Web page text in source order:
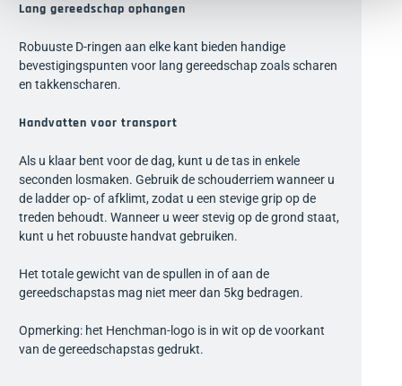
Lang gereedschap ophangen
Robuuste D-ringen aan elke kant bieden handige
bevestigingspunten voor lang gereedschap zoals scharen
en takkenscharen.
Handvatten voor transport
Als u klaar bent voor de dag, kunt u de tas in enkele
seconden losmaken. Gebruik de schouderriem wanneer u
de ladder op- of afklimt, zodat u een stevige grip op de
treden behoudt. Wanneer u weer stevig op de grond staat,
kunt u het robuuste handvat gebruiken.
Het totale gewicht van de spullen in of aan de
gereedschapstas mag niet meer dan 5kg bedragen.
Opmerking: het Henchman-logo is in wit op de voorkant
van de gereedschapstas gedrukt.